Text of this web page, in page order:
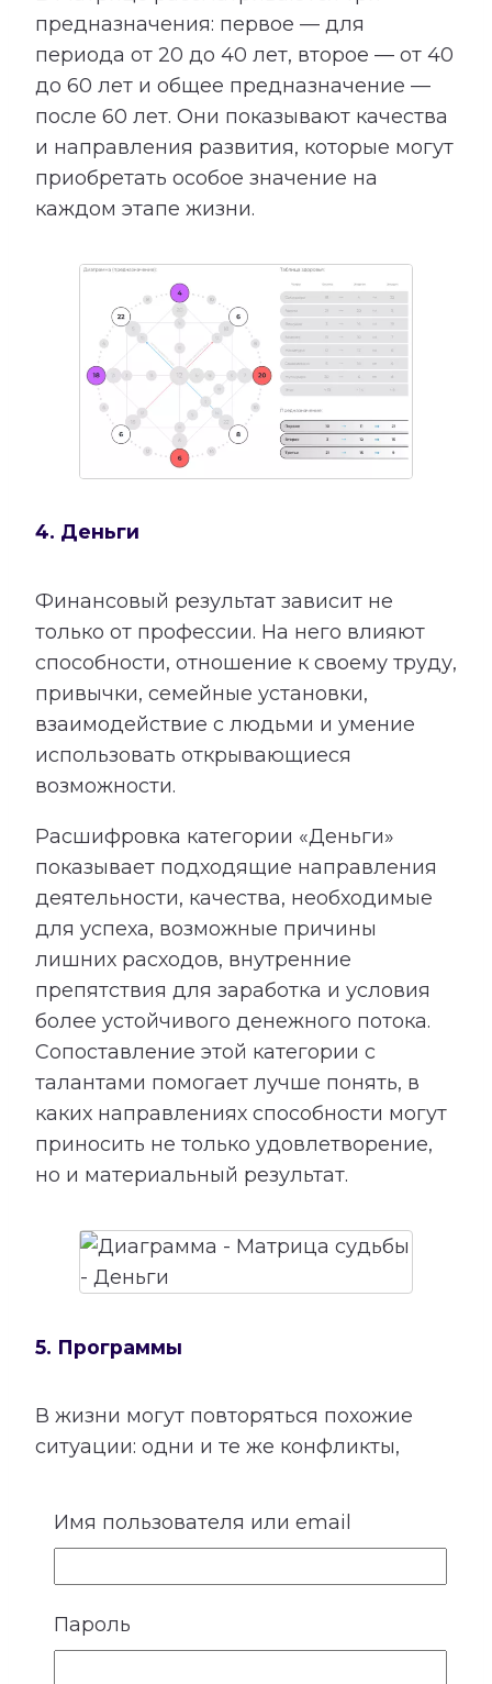
предназначения: первое — для
периода от 20 до 40 лет, второе — от 40
до 60 лет и общее предназначение —
после 60 лет. Они показывают качества
и направления развития, которые могут
приобретать особое значение на
каждом этапе жизни.
4. Деньги
Финансовый результат зависит не
только от профессии. На него влияют
способности, отношение к своему труду,
привычки, семейные установки,
взаимодействие с людьми и умение
использовать открывающиеся
возможности.
Расшифровка категории «Деньги»
показывает подходящие направления
деятельности, качества, необходимые
для успеха, возможные причины
лишних расходов, внутренние
препятствия для заработка и условия
более устойчивого денежного потока.
Сопоставление этой категории с
талантами помогает лучше понять, в
каких направлениях способности могут
приносить не только удовлетворение,
но и материальный результат.
5. Программы
В жизни могут повторяться похожие
ситуации: одни и те же конфликты,
энергий, расположенных в
Имя пользователя или email
Пароль